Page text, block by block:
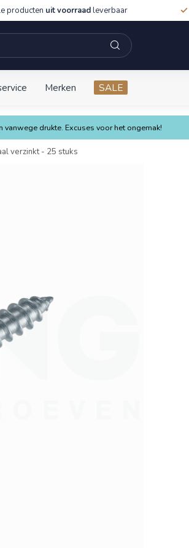
producten uit voorraadleverbaar
Merken SALE
drukte. Excuses voor het ongemak!
verzinkt - 25 stuks